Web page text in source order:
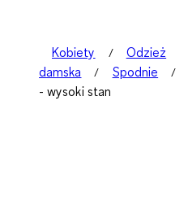
Kobiety
Odzież
damska
Spodnie
- wysoki stan